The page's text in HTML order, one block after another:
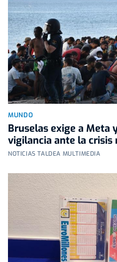
MUNDO
Bruselas exige a Meta
vigilancia ante la crisis
NOTICIAS TALDEA MULTIMEDIA